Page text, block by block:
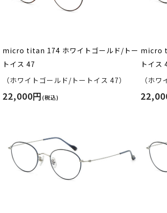
micro titan 174 ホワイトゴールド/トー
トイス 47
（ホワイトゴールド/トートイス 47）
22,000円(税込)
micro
トイス
（ホ